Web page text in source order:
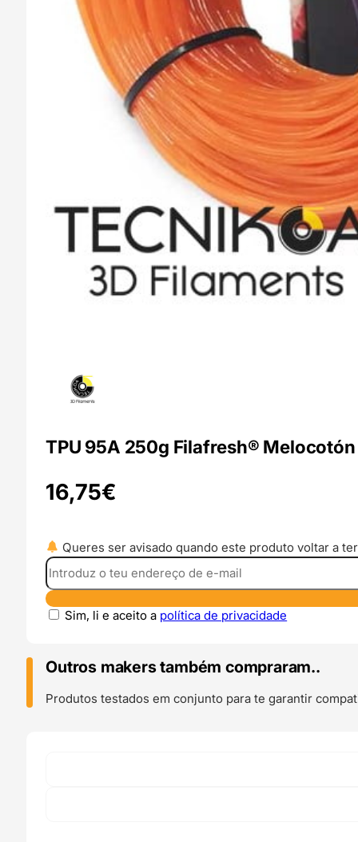
TPU 95A 250g Filafresh® Melocotón
16,75€
Queres ser avisado quando este produto voltar a
Sim, li e aceito a política de privacidade
Outros makers também compraram..
Produtos testados em conjunto para te garantir